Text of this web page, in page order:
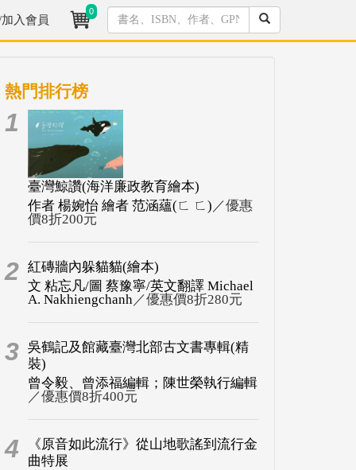
入會員
0
熱門排行榜
1
臺灣鯨讚(海洋廉政教育繪本)
作者 楊婉怡 繪者 范涵蘊(ㄈ ㄈ) ／優惠
價8折200元
2 紅磚牆內躲貓貓(繪本)
文 粘忘凡/圖 蔡豫寧/英文翻譯 Michael
A. Nakhiengchanh／優惠價8折280元
3 吳鶴記及館藏臺灣北部古文書專輯(精
裝)
曾令毅、曾添福編輯；陳世榮執行編輯
／優惠價8折400元
4
《原音如此流行》從山地歌謠到流行金
曲特展